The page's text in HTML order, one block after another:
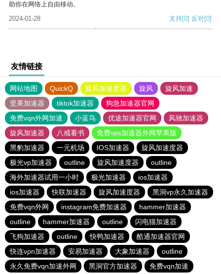
助你在网络上自由移动。
2024-01-28
支持[0] 反对[0]
友情链接
网站地图 QuickQ 旋风加速度器 旋风
旋风加速
坚果加速器
tiktok加速器
狗急加速器官网
免费vqn外网加速
小蓝鸟 优途加速器官网
风驰加速器
旋风加速器
八戒看书
免费vps加速器外网苹果版
黑豹加速器
一元机场 IOS加速器
旋风加速度器
极光vp加速器
outline 旋风加速度器
outline
海外加速器试用一小时
极光加速器
ios加速器
ios加速器
快联加速器 旋风加速度器
黑洞vp永久加速器
免费vqn外网
instagram免费加速器
hammer加速器
outline
hammer加速器 outline
闪电猫加速器
飞狗加速器
outline 快鸭加速器
酷通加速器官网
快连vρn加速器
安易加速器 大象加速器
outline
永久免费vqn加速外网
黑洞官方加速器 免费vqn加速